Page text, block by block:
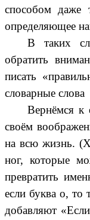
способом даже
определяющее
В таких
обратить
писать
словарные
Вернёмся к
своём
на всю жизнь.
ног, которые
превратить
если буква о, то
добавляют